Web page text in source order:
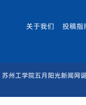
关于我们 投稿指
苏州工学院五月阳光新闻网